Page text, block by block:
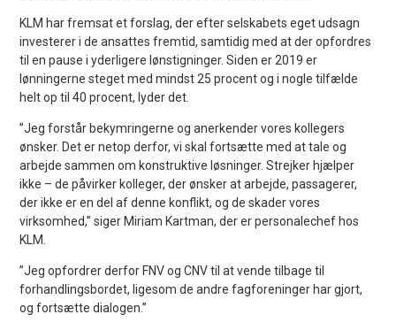
KLM har fremsat et forslag, der efter selskabets eget udsagn
investerer i de ansattes fremtid, samtidig med at der opfordres
til en pause i yderligere lønstigninger. Siden er 2019 er
lønningerne steget med mindst 25 procent og i nogle tilfælde
helt op til 40 procent, lyder det.
”Jeg forstår bekymringerne og anerkender vores kollegers
ønsker. Det er netop derfor, vi skal fortsætte med at tale og
arbejde sammen om konstruktive løsninger. Strejker hjælper
ikke – de påvirker kolleger, der ønsker at arbejde, passagerer,
der ikke er en del af denne konflikt, og de skader vores
virksomhed,” siger Miriam Kartman, der er personalechef hos
KLM.
”Jeg opfordrer derfor FNV og CNV til at vende tilbage til
forhandlingsbordet, ligesom de andre fagforeninger har gjort,
og fortsætte dialogen.”